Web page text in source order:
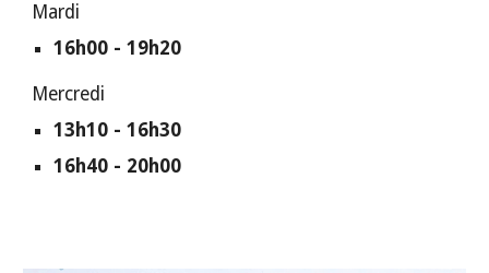
Mardi
16h00 - 19h20
Mercredi
13h10 - 16h30
16h40 - 20h00